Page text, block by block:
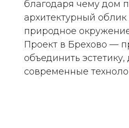
благодаря чему дом
архитектурный
природное
Проект в Брехово —
объединить эстетику,
современные